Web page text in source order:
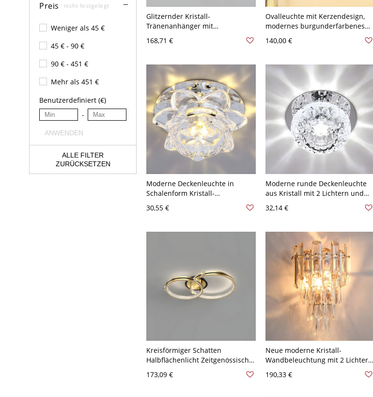
Preis nicht festgelegt
Weniger als 45 €
45 € - 90 €
90 € - 451 €
Mehr als 451 €
Benutzerdefiniert (€)
-
ANWENDEN
ALLE FILTER
ZURÜCKSETZEN
Glitzernder Kristall-
Tränenanhänger mit
einstellbarer Aufhängelänge und
LED-Lampen - 110V-120V 2
168,71 €
Ovalleuchte mit Kerzendesign,
modernes burgunderfarbenes
Wohnzimmer-Wandlampe in
140,00 €
Moderne Deckenleuchte in
Schalenform Kristall-
Deckenlampe mit Loch 2-3,5'' Dia
- 110V-120V Warm
30,55 €
Moderne runde Deckenleuchte
aus Kristall mit 2 Lichtern und
Durchmesser - 110V-120V
32,14 €
Kreisförmiger Schatten
Halbflächenlicht Zeitgenössische
Aluminium Halbflächenmontage
Deckenleuchte - Golden 110V-
173,09 €
Neue moderne Kristall-
Wandbeleuchtung mit 2 Lichtern
Golden
190,33 €